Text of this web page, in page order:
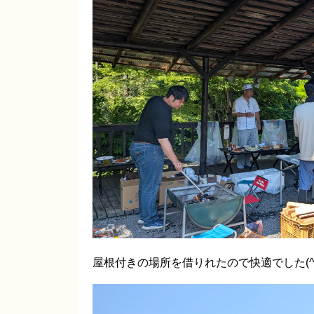
屋根付きの場所を借りれたので快適でした